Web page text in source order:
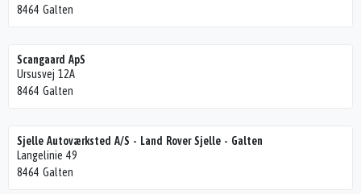
8464 Galten
Scangaard ApS
Ursusvej 12A
8464 Galten
Sjelle Autoværksted A/S - Land Rover Sjelle - Galten
Langelinie 49
8464 Galten